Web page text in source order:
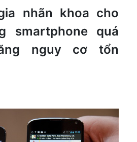
nhãn khoa cho
smartphone quá
nguy cơ tổn